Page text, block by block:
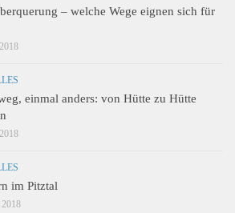
– welche Wege eignen sich für
einmal anders: von Hütte zu Hütte
im Pitztal